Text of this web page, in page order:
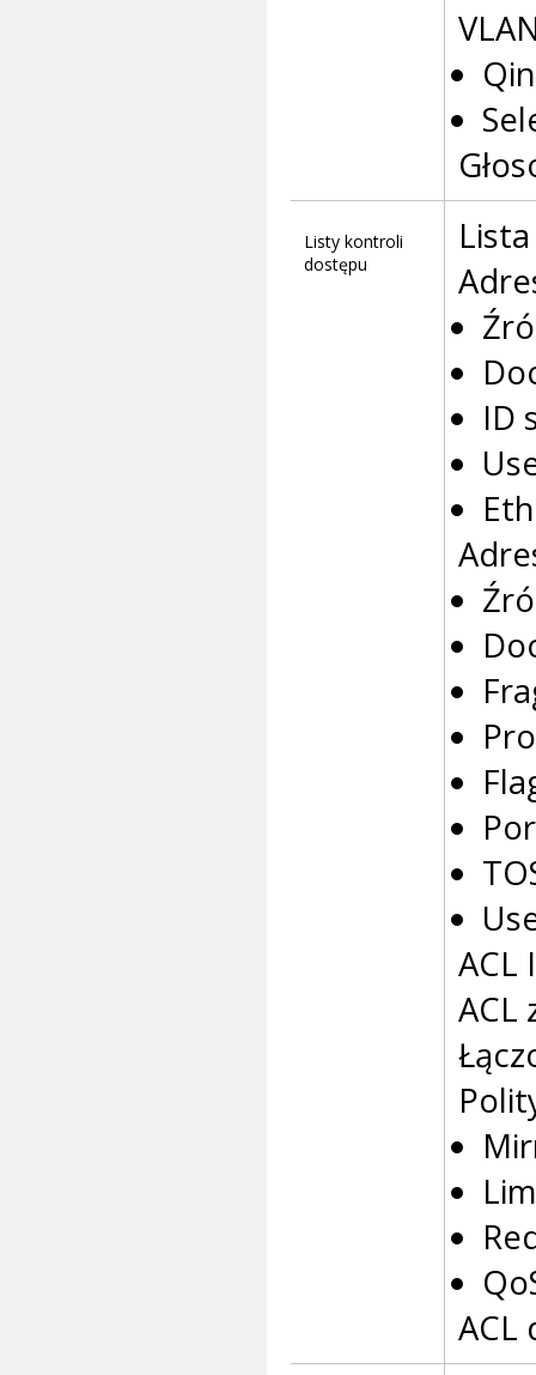
Listy kontroli
dostępu
ID
ACL
ACL
ACL